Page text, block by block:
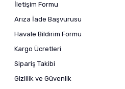
İletişim Formu
Arıza İade Başvurusu
Havale Bildirim Formu
Kargo Ücretleri
Sipariş Takibi
Gizlilik ve Güvenlik